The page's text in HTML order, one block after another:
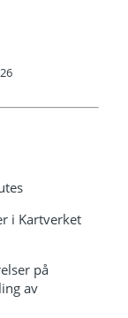
i Kartverket
på
av